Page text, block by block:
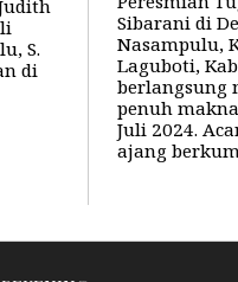
S.
di
Sibarani di
Nasampulu,
Laguboti,
berlangsung
penuh
Juli 2024.
ajang